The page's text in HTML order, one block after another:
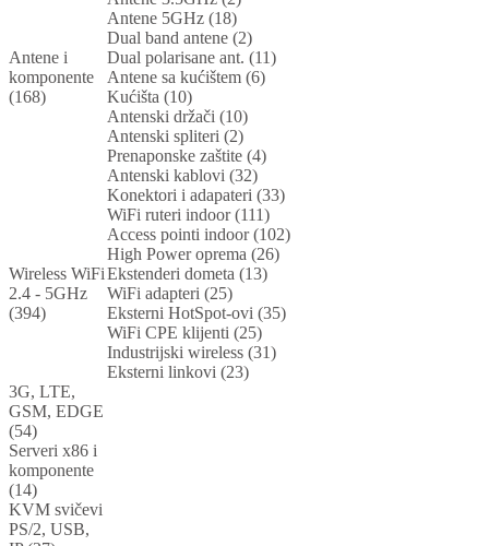
Antene i
komponente
(168)
Antene 5GHz (18)
Dual band antene (2)
Dual polarisane ant. (11)
Antene sa kućištem (6)
Kućišta (10)
Antenski držači (10)
Antenski spliteri (2)
Prenaponske zaštite (4)
Antenski kablovi (32)
Konektori i adapateri (33)
Wireless WiFi
2.4 - 5GHz
(394)
WiFi ruteri indoor (111)
Access pointi indoor (102)
High Power oprema (26)
Ekstenderi dometa (13)
WiFi adapteri (25)
Eksterni HotSpot-ovi (35)
WiFi CPE klijenti (25)
Industrijski wireless (31)
Eksterni linkovi (23)
3G, LTE,
GSM, EDGE
(54)
Serveri x86 i
komponente
(14)
KVM svičevi
PS/2, USB,